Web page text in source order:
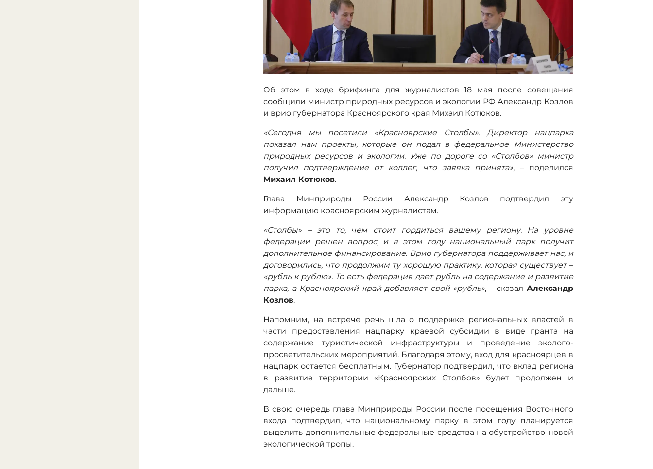
Об этом в ходе брифинга для журналистов 18 мая после совещания
сообщили министр природных ресурсов и экологии РФ Александр Козлов
и врио губернатора Красноярского края Михаил Котюков.
«Сегодня мы посетили «Красноярские Столбы». Директор нацпарка
показал нам проекты, которые он подал в федеральное Министерство
природных ресурсов и экологии. Уже по дороге со «Столбов» министр
получил подтверждение от коллег, что заявка принята», – поделился
Михаил Котюков.
Глава Минприроды России Александр Козлов подтвердил эту
информацию красноярским журналистам.
«Столбы» – это то, чем стоит гордиться вашему региону. На уровне
федерации решен вопрос, и в этом году национальный парк получит
дополнительное финансирование. Врио губернатора поддерживает нас, и
договорились, что продолжим ту хорошую практику, которая существует –
«рубль к рублю». То есть федерация дает рубль на содержание и развитие
парка, а Красноярский край добавляет свой «рубль», – сказал Александр
Козлов.
Напомним, на встрече речь шла о поддержке региональных властей в
части предоставления нацпарку краевой субсидии в виде гранта на
содержание туристической инфраструктуры и проведение эколого-
просветительских мероприятий. Благодаря этому, вход для красноярцев в
нацпарк остается бесплатным. Губернатор подтвердил, что вклад региона
в развитие территории «Красноярских Столбов» будет продолжен и
дальше.
В свою очередь глава Минприроды России после посещения Восточного
входа подтвердил, что национальному парку в этом году планируется
выделить дополнительные федеральные средства на обустройство новой
экологической тропы.